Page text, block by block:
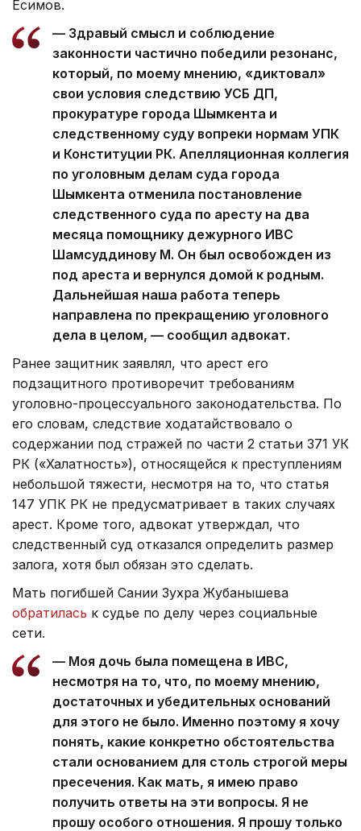
Есимов.
— Здравый смысл и соблюдение
законности частично победили резонанс,
который, по моему мнению, «диктовал»
свои условия следствию УСБ ДП,
прокуратуре города Шымкента и
следственному суду вопреки нормам УПК
и Конституции РК. Апелляционная коллегия
по уголовным делам суда города
Шымкента отменила постановление
следственного суда по аресту на два
месяца помощнику дежурного ИВС
Шамсуддинову М. Он был освобожден из
под ареста и вернулся домой к родным.
Дальнейшая наша работа теперь
направлена по прекращению уголовного
дела в целом, — сообщил адвокат.
Ранее защитник заявлял, что арест его
подзащитного противоречит требованиям
уголовно-процессуального законодательства. По
его словам, следствие ходатайствовало о
содержании под стражей по части 2 статьи 371 УК
РК («Халатность»), относящейся к преступлениям
небольшой тяжести, несмотря на то, что статья
147 УПК РК не предусматривает в таких случаях
арест. Кроме того, адвокат утверждал, что
следственный суд отказался определить размер
залога, хотя был обязан это сделать.
Мать погибшей Сании Зухра Жубанышева
обратилась к судье по делу через социальные
сети.
— Моя дочь была помещена в ИВС,
несмотря на то, что, по моему мнению,
достаточных и убедительных оснований
для этого не было. Именно поэтому я хочу
понять, какие конкретно обстоятельства
стали основанием для столь строгой меры
пресечения. Как мать, я имею право
получить ответы на эти вопросы. Я не
прошу особого отношения. Я прошу только